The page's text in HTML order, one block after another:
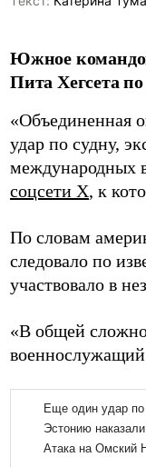
Южное
Пита Хегсета
«Объединенная
удар по судну,
международных
соцсети Х, к
По словам
следовало по
участвовало в
«В общей